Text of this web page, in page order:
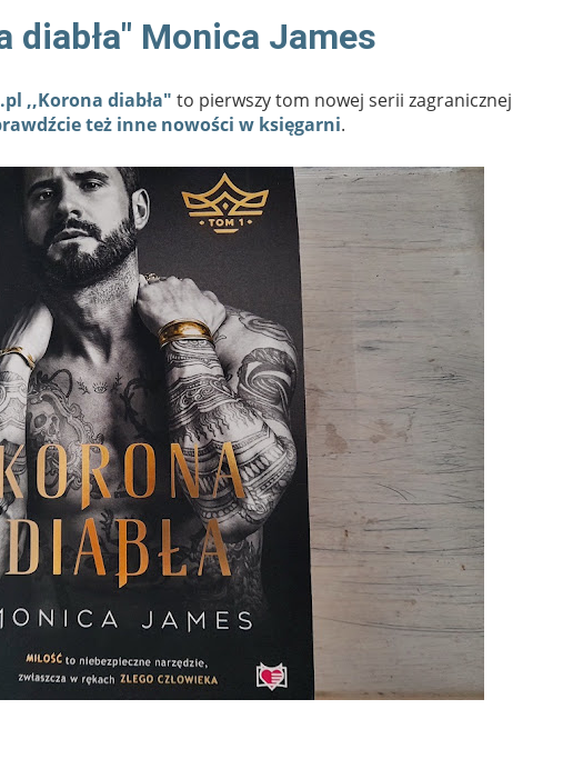
diabła" Monica James
,,Korona diabła" to pierwszy tom nowej serii zagranicznej
też inne nowości w księgarni.